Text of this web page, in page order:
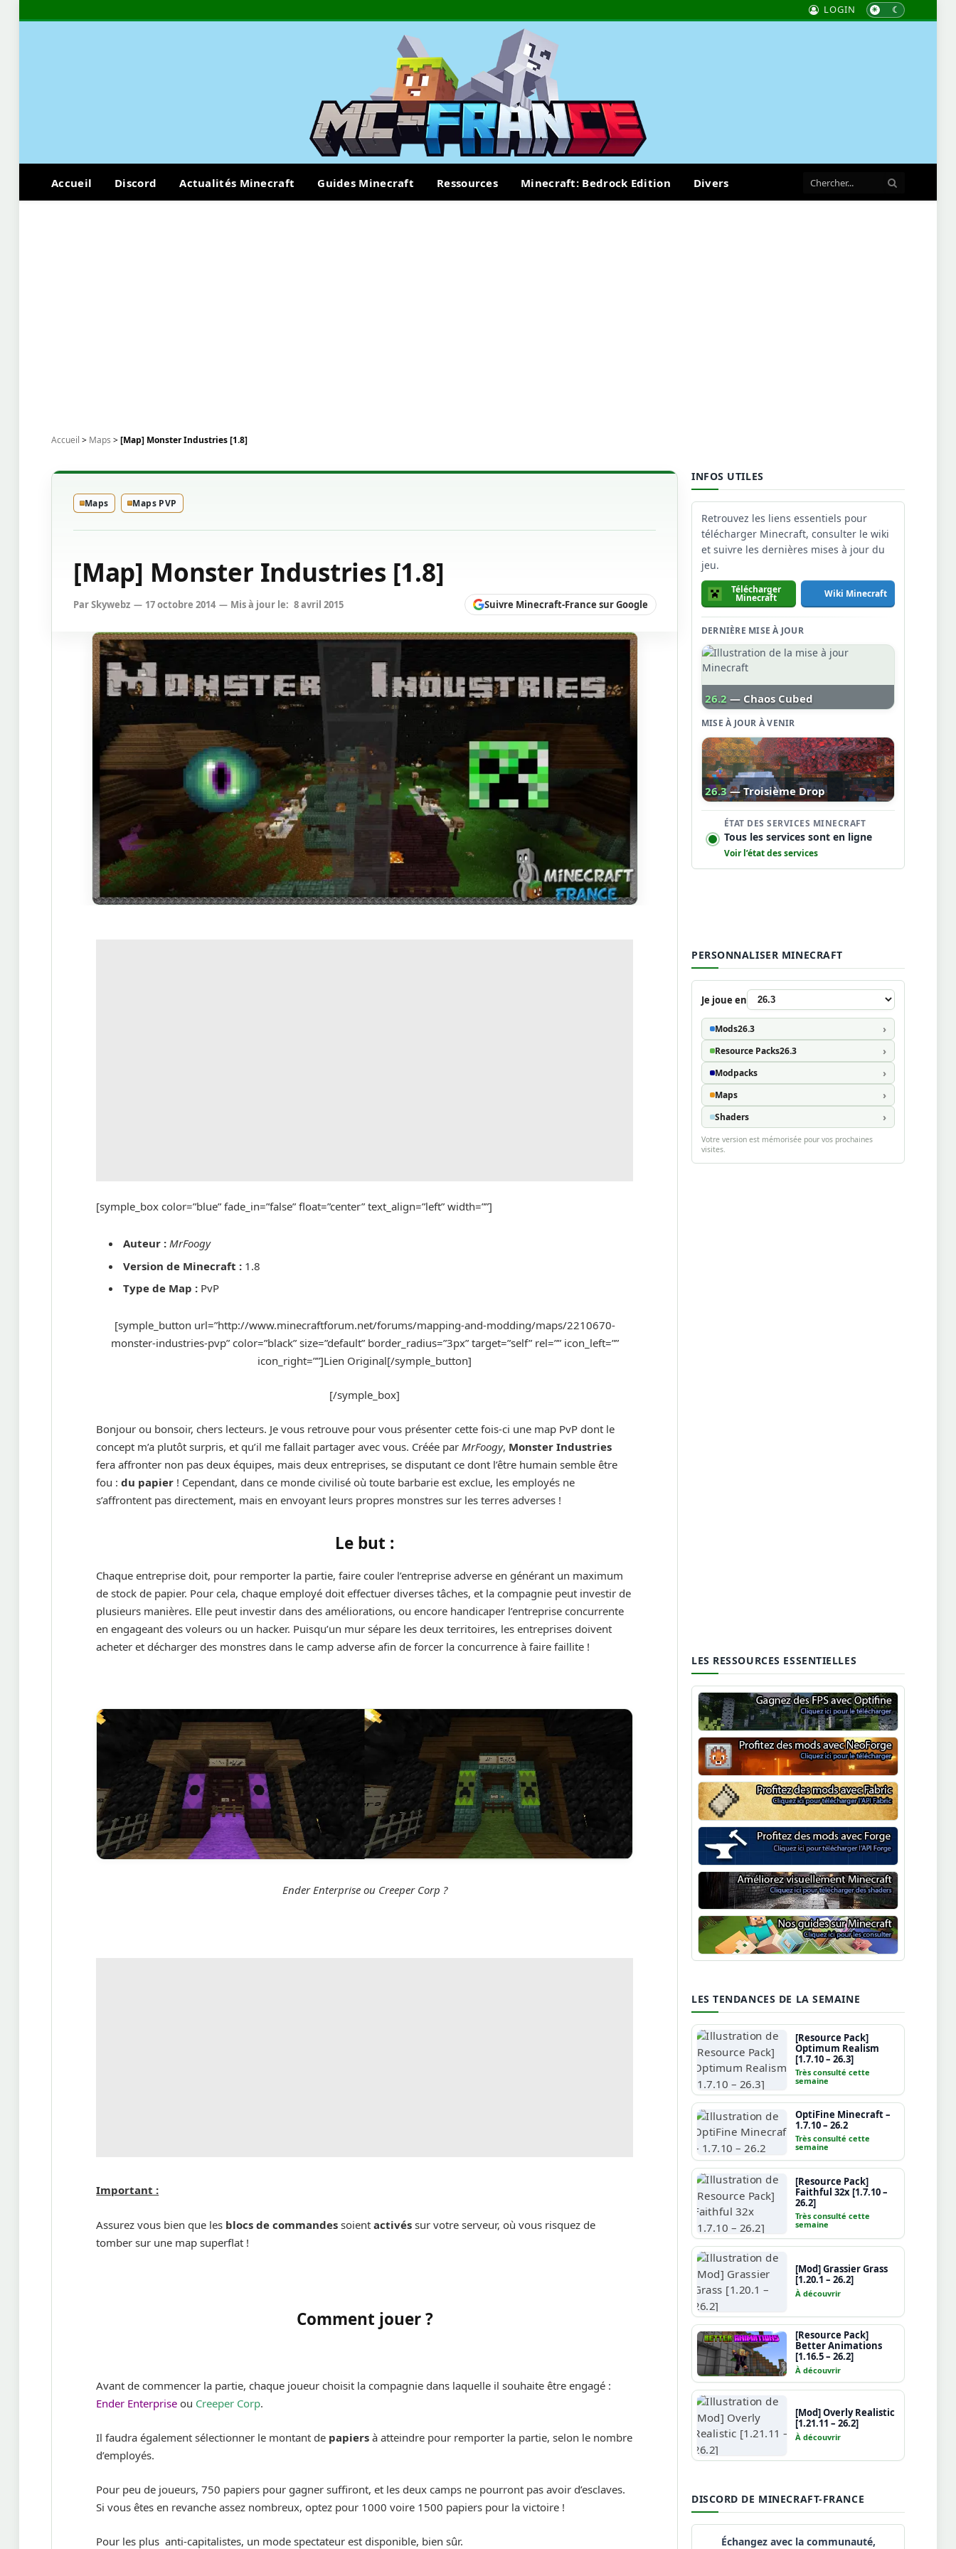
LOGIN
Accueil Discord Actualités Minecraft Guides Minecraft Ressources Minecraft: Bedrock Edition Divers
Accueil > Maps >[Map] Monster Industries [1.8]
Maps Maps PVP
[Map] Monster Industries [1.8]
ParSkywebz 17 octobre 2014 Mis à jour le: 8 avril 2015 Suivre Minecraft-France sur Google
[symple_box color=”blue” fade_in=”false” float=”center” text_align=”left” width=””]
Auteur : MrFoogy
Version de Minecraft : 1.8
Type de Map : PvP
[symple_button url=”http://www.minecraftforum.net/forums/mapping-and-modding/maps/2210670-
monster-industries-pvp” color=”black” size=”default” border_radius=”3px” target=”self” rel=”” icon_left=””
icon_right=””]Lien Original[/symple_button]
[/symple_box]
Bonjour ou bonsoir, chers lecteurs. Je vous retrouve pour vous présenter cette fois-ci une map PvP dont le
concept m’a plutôt surpris, et qu’il me fallait partager avec vous. Créée parMrFoogy, Monster Industries
fera affronter non pas deux équipes, mais deux entreprises, se disputant ce dont l’être humain semble être
fou :du papier ! Cependant, dans ce monde civilisé où toute barbarie est exclue, les employés ne
s’affrontent pas directement, mais en envoyant leurs propres monstres sur les terres adverses !
Le but :
Chaque entreprise doit, pour remporter la partie, faire couler l’entreprise adverse en générant un maximum
de stock de papier. Pour cela, chaque employé doit effectuer diverses tâches, et la compagnie peut investir de
plusieurs manières. Elle peut investir dans des améliorations, ou encore handicaper l’entreprise concurrente
en engageant des voleurs ou un hacker. Puisqu’un mur sépare les deux territoires, les entreprises doivent
acheter et décharger des monstres dans le camp adverse afin de forcer la concurrence à faire faillite !
Ender Enterprise ou Creeper Corp ?
Important :
Assurez vous bien que les blocs de commandes soientactivés sur votre serveur, où vous risquez de
tomber sur une map superflat !
Comment jouer ?
Avant de commencer la partie, chaque joueur choisit la compagnie dans laquelle il souhaite être engagé :
Ender Enterprise ou Creeper Corp.
Il faudra également sélectionner le montant de papiers à atteindre pour remporter la partie, selon le nombre
d’employés.
Pour peu de joueurs, 750 papiers pour gagner suffiront, et les deux camps ne pourront pas avoir d’esclaves.
Si vous êtes en revanche assez nombreux, optez pour 1000 voire 1500 papiers pour la victoire !
Pour les plus anti-capitalistes, un mode spectateur est disponible, bien sûr.
INFOS UTILES
Retrouvez les liens essentiels pour
télécharger Minecraft, consulter le wiki
et suivre les dernières mises à jour du
jeu.
Télécharger
Minecraft Wiki Minecraft
DERNIÈRE MISE À JOUR
26.2 — Chaos Cubed
MISE À JOUR À VENIR
26.3 — Troisième Drop
ÉTAT DES SERVICES MINECRAFT
Tous les services sont en ligne
Voir l’état des services
PERSONNALISER MINECRAFT
Je joue en
Mods26.3
Resource Packs26.3
Modpacks
Maps
Shaders
Votre version est mémorisée pour vos prochaines
visites.
LES RESSOURCES ESSENTIELLES
Optifine
NeoForge
Minecraft Fabric
Minecraft Forge
Shaders Minecraft
Guide Minecraft
LES TENDANCES DE LA SEMAINE
[Resource Pack]
Optimum Realism
[1.7.10 – 26.3]
Très consulté cette
semaine
OptiFine Minecraft –
1.7.10 – 26.2
Très consulté cette
semaine
[Resource Pack]
Faithful 32x [1.7.10 –
26.2]
Très consulté cette
semaine
[Mod] Grassier Grass
[1.20.1 – 26.2]
À découvrir
[Resource Pack]
Better Animations
[1.16.5 – 26.2]
À découvrir
[Mod] Overly Realistic
[1.21.11 – 26.2]
À découvrir
DISCORD DE MINECRAFT-FRANCE
Échangez avec la communauté,